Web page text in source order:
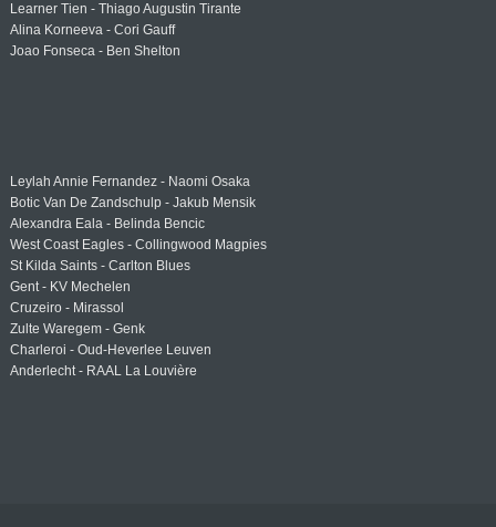
Learner Tien - Thiago Augustin Tirante
Alina Korneeva - Cori Gauff
Joao Fonseca - Ben Shelton
Leylah Annie Fernandez - Naomi Osaka
Botic Van De Zandschulp - Jakub Mensik
Alexandra Eala - Belinda Bencic
West Coast Eagles - Collingwood Magpies
St Kilda Saints - Carlton Blues
Gent - KV Mechelen
Cruzeiro - Mirassol
Zulte Waregem - Genk
Charleroi - Oud-Heverlee Leuven
Anderlecht - RAAL La Louvière